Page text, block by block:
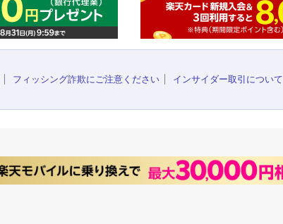
フィッシング詐欺にご注意ください インサイダー取引について